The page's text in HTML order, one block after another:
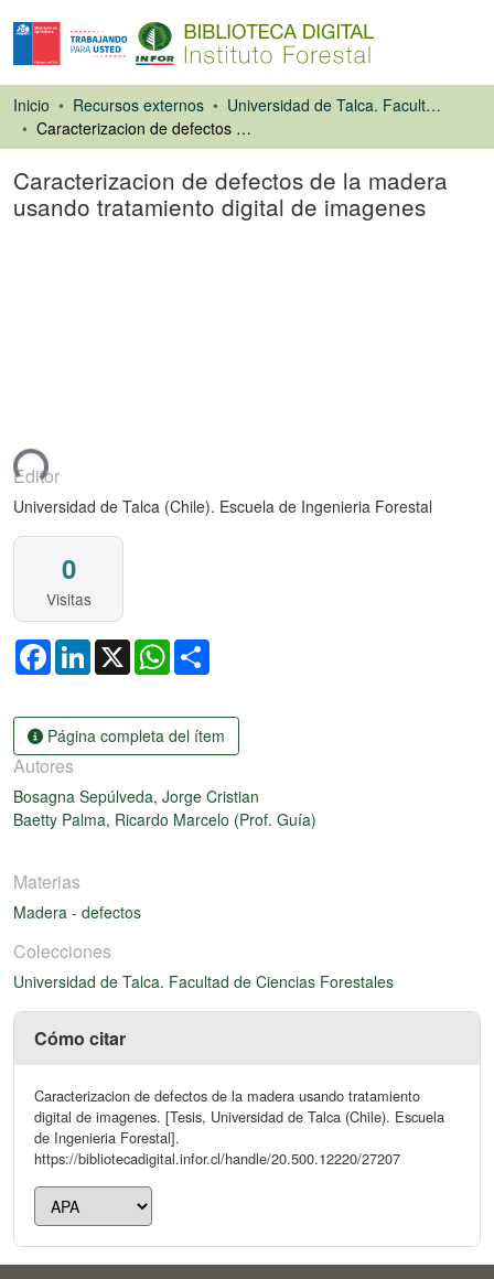
Inicio Recursos externos
Universidad de Talca. Facultad de Ciencias Forestales
Caracterizacion de defectos de la madera usando tratamiento digital de imagenes
Caracterizacion de defectos de la madera
usando tratamiento digital de imagenes
Editor
Universidad de Talca (Chile). Escuela de Ingenieria Forestal
0
Visitas
FacebookLinkedIn
X WhatsApp
Página completa del ítem
Autores
Bosagna Sepúlveda, Jorge Cristian
Baetty Palma, Ricardo Marcelo (Prof. Guía)
Materias
Madera - defectos
Colecciones
Universidad de Talca. Facultad de Ciencias Forestales
Cómo citar
Caracterizacion de defectos de la madera usando tratamiento
digital de imagenes. [Tesis, Universidad de Talca (Chile). Escuela
de Ingenieria Forestal].
https://bibliotecadigital.infor.cl/handle/20.500.12220/27207